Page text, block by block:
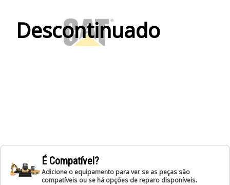
Descontinuado
É Compatível?
Adicione o equipamento para ver se as peças são
compatíveis ou se há opções de reparo disponíveis.